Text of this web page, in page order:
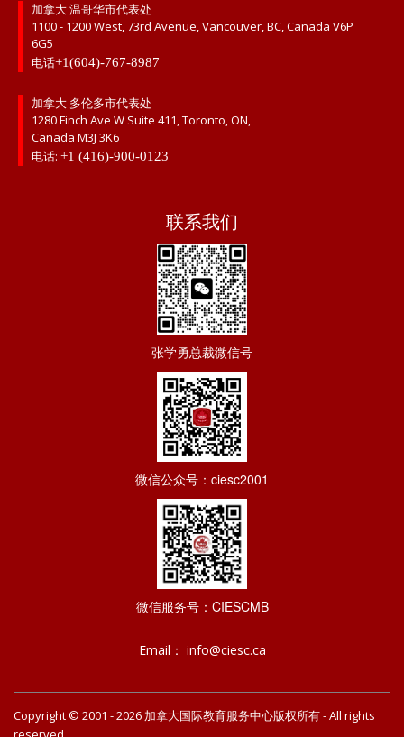
加拿大 温哥华市代表处
1100 - 1200 West, 73rd Avenue, Vancouver, BC, Canada V6P
6G5
电话+1(604)-767-8987
加拿大 多伦多市代表处
1280 Finch Ave W Suite 411, Toronto, ON,
Canada M3J 3K6
电话: +1 (416)-900-0123
联系我们
张学勇总裁微信号
微信公众号：ciesc2001
微信服务号：CIESCMB
Email： info@ciesc.ca
Copyright © 2001 - 2026 加拿大国际教育服务中心版权所有 - All rights